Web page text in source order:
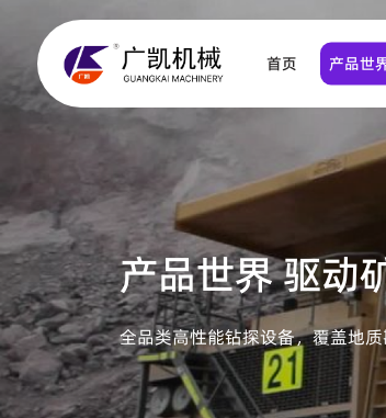
首页 产品世
矿山辅助机具
钻探工具类
产品世界 驱动
全品类高性能钻探设备，覆盖地